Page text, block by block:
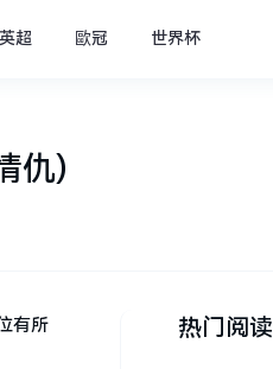
英超 歐冠 世界杯
仇)
有所 热门阅读